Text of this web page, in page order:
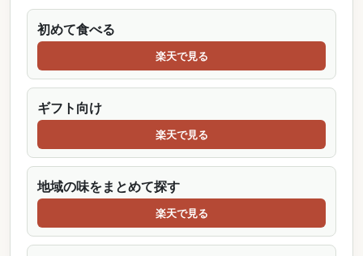
初めて食べる
楽天で見る
ギフト向け
楽天で見る
地域の味をまとめて探す
楽天で見る